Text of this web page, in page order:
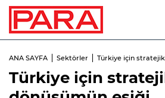
ANA SAYFA Sektörler Türkiye için
Türkiye için